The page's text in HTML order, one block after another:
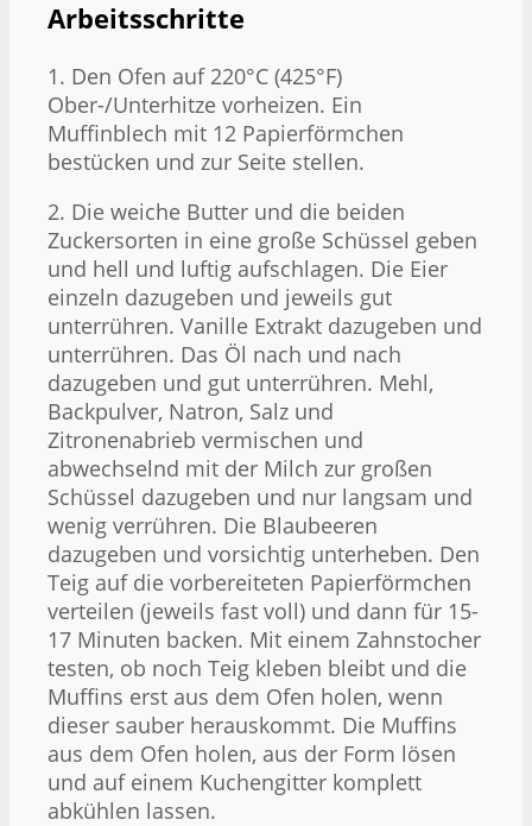
Arbeitsschritte
1. Den Ofen auf 220°C (425°F)
Ober-/Unterhitze vorheizen. Ein
Muffinblech mit 12 Papierförmchen
bestücken und zur Seite stellen.
2. Die weiche Butter und die beiden
Zuckersorten in eine große Schüssel geben
und hell und luftig aufschlagen. Die Eier
einzeln dazugeben und jeweils gut
unterrühren. Vanille Extrakt dazugeben und
unterrühren. Das Öl nach und nach
dazugeben und gut unterrühren. Mehl,
Backpulver, Natron, Salz und
Zitronenabrieb vermischen und
abwechselnd mit der Milch zur großen
Schüssel dazugeben und nur langsam und
wenig verrühren. Die Blaubeeren
dazugeben und vorsichtig unterheben. Den
Teig auf die vorbereiteten Papierförmchen
verteilen (jeweils fast voll) und dann für 15-
17 Minuten backen. Mit einem Zahnstocher
testen, ob noch Teig kleben bleibt und die
Muffins erst aus dem Ofen holen, wenn
dieser sauber herauskommt. Die Muffins
aus dem Ofen holen, aus der Form lösen
und auf einem Kuchengitter komplett
abkühlen lassen.